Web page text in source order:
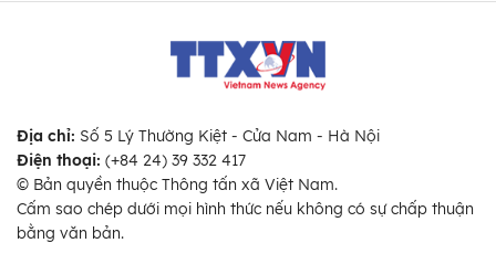
Địa chỉ: Số 5 Lý Thường Kiệt - Cửa Nam - Hà Nội
Điện thoại: (+84 24) 39 332 417
© Bản quyền thuộc Thông tấn xã Việt Nam.
Cấm sao chép dưới mọi hình thức nếu không có sự chấp thuận
bằng văn bản.